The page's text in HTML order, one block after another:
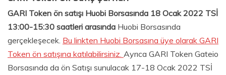
GARI Token ön satışı Huobi Borsasında 18 Ocak 2022 TSİ
13:00-15:30 saatleri arasında Huobi Borsasında
gerçekleşecek. Bu linkten Huobi Borsasına üye olarak GARI
Token ön satışına katılabilirsiniz. Ayrıca GARI Token Gateio
Borsasında da ön Satışı sunulacak 17-18 Ocak 2022 TSİ